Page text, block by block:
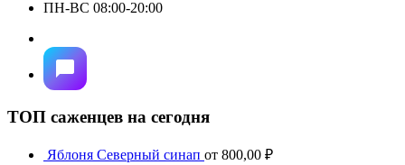
ПН-ВС 08:00-20:00
ТОП саженцев на сегодня
Яблоня Северный синап от 800,00 ₽